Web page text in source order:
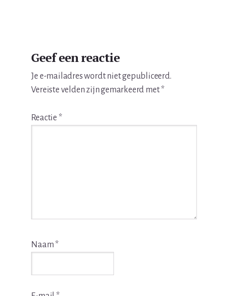
Interacties
Geef een reactie
Je e-mailadres wordt niet gepubliceerd.
Vereiste velden zijn gemarkeerd met*
Reactie *
Naam *